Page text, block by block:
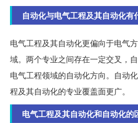
自动化与电气工程及其自动化有
电气工程及其自动化更偏向于电气
域。两个专业之间存在一定交叉，
电气工程领域的自动化方向。自动
程及其自动化的专业覆盖面更广。
电气工程及其自动化和自动化的